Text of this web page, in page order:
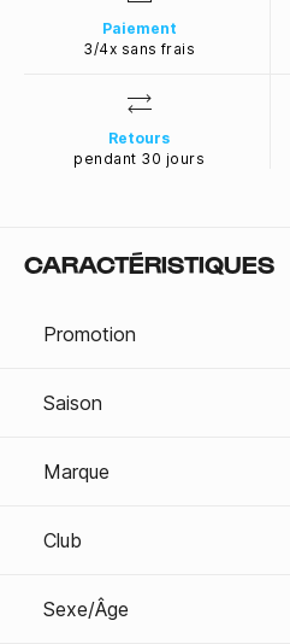
Paiement
3/4x sans frais
Retours
pendant 30 jours
CARACTÉRISTIQUES
Promotion
Saison
Marque
Club
Sexe/Âge